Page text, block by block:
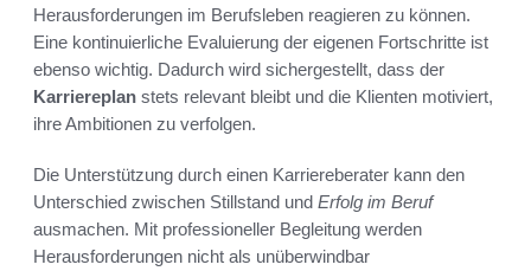
Herausforderungen im Berufsleben reagieren zu können.
Eine kontinuierliche Evaluierung der eigenen Fortschritte ist
ebenso wichtig. Dadurch wird sichergestellt, dass der
Karriereplan stets relevant bleibt und die Klienten motiviert,
ihre Ambitionen zu verfolgen.
Die Unterstützung durch einen Karriereberater kann den
Unterschied zwischen Stillstand und Erfolg im Beruf
ausmachen. Mit professioneller Begleitung werden
Herausforderungen nicht als unüberwindbar